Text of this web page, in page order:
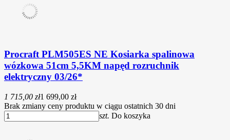
Procraft PLM505ES NE Kosiarka spalinowa
wózkowa 51cm 5,5KM napęd rozruchnik
elektryczny 03/26*
1 715,00 zł1 699,00 zł
Brak zmiany ceny produktu w ciągu ostatnich 30 dni
szt. Do koszyka